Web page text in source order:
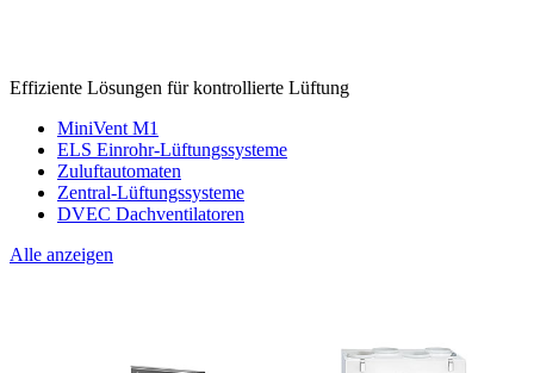
Effiziente Lösungen für kontrollierte Lüftung
MiniVent M1
ELS Einrohr-Lüftungssysteme
Zuluftautomaten
Zentral-Lüftungssysteme
DVEC Dachventilatoren
Alle anzeigen